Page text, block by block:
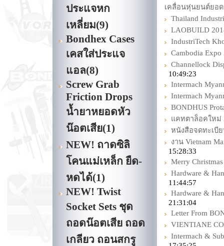
ประแจหก
เหลี่ยม(9)
Bondhex Cases
เคสใส่ประแจ
แอล(8)
Screw Grab
Friction Drops
น้ำยาหยอดหัว
น๊อตเสีย(1)
NEW! ถาดซิลิ
โคนแม่เหล็ก ยืด-
หดได้(1)
NEW! Twist
Socket Sets ชุด
ถอดน๊อตเสีย ถอด
เกลียว ถอนสกรู
เคลื่อนหุ่นยนต์ยอด
Thailand
LAOBUILD
IndustriTech
Cambodia Expo
Channellock
10:49:23
Intermach
Intermach
BONDHUS
แคทตาล็อคใหม่
หนังสือจดทะเบี
งาน Vietnam
15:28:33
Merry
Hardware &
11:44:57
Hardware &
21:31:04
Letter From
VIENTIANE
Intermach &